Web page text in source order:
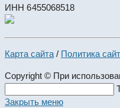
ИНН 6455068518
Карта сайта / Политика
Copyright © При
this
Закрыть меню